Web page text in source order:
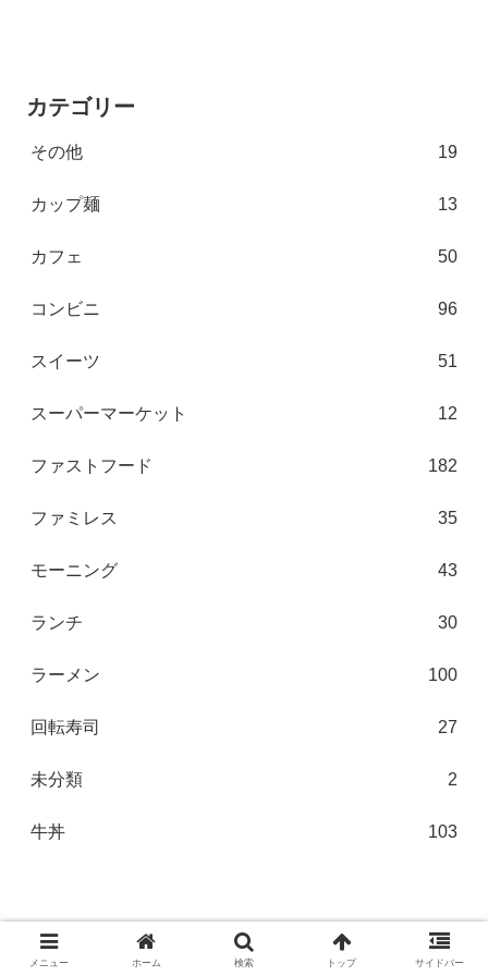
カテゴリー
その他 19
カップ麺 13
カフェ 50
コンビニ 96
スイーツ 51
スーパーマーケット 12
ファストフード 182
ファミレス 35
モーニング 43
ランチ 30
ラーメン 100
回転寿司 27
未分類 2
牛丼 103
メニュー ホーム 検索 トップ サイドバー